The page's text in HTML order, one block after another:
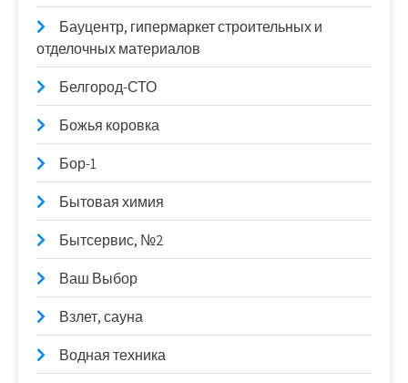
Бауцентр, гипермаркет строительных и
отделочных материалов
Белгород-СТО
Божья коровка
Бор-1
Бытовая химия
Бытсервис, №2
Ваш Выбор
Взлет, сауна
Водная техника